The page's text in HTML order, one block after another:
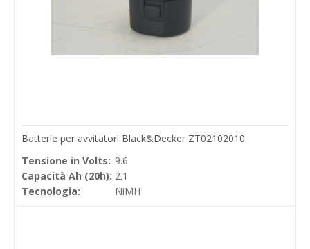
Batterie per avvitatori Black&Decker ZT02102010
Tensione in Volts: 9.6
Capacità Ah (20h): 2.1
Tecnologia:
NiMH